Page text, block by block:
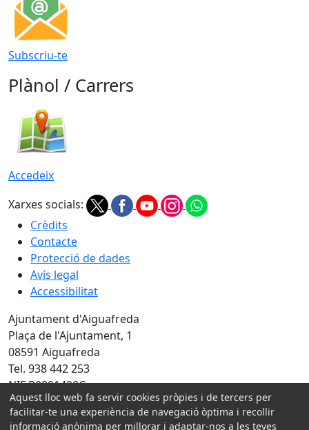
Subscriu-te
Plànol / Carrers
Accedeix
Xarxes socials:
Crèdits
Contacte
Protecció de dades
Avís legal
Accessibilitat
Ajuntament d'Aiguafreda
Plaça de l'Ajuntament, 1
08591 Aiguafreda
Tel. 938 442 253
NIF P0801400C
Amb la col·laboració de:
Aquest lloc web fa servir cookies pròpies i de tercers per
facilitar-te una experiència de navegació òptima i recollir
informació anònima per millorar i adaptar-nos a les teves